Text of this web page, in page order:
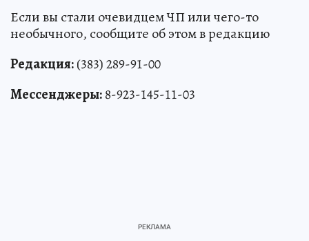
Если вы стали очевидцем ЧП или чего-то
необычного, сообщите об этом в редакцию
Редакция:(383) 289-91-00
Мессенджеры:8-923-145-11-03